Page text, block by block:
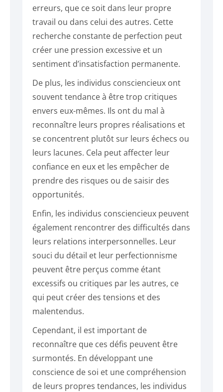
erreurs, que ce soit dans leur propre
travail ou dans celui des autres. Cette
recherche constante de perfection peut
créer une pression excessive et un
sentiment d’insatisfaction permanente.
De plus, les individus consciencieux ont
souvent tendance à être trop critiques
envers eux-mêmes. Ils ont du mal à
reconnaître leurs propres réalisations et
se concentrent plutôt sur leurs échecs ou
leurs lacunes. Cela peut affecter leur
confiance en eux et les empêcher de
prendre des risques ou de saisir des
opportunités.
Enfin, les individus consciencieux peuvent
également rencontrer des difficultés dans
leurs relations interpersonnelles. Leur
souci du détail et leur perfectionnisme
peuvent être perçus comme étant
excessifs ou critiques par les autres, ce
qui peut créer des tensions et des
malentendus.
Cependant, il est important de
reconnaître que ces défis peuvent être
surmontés. En développant une
conscience de soi et une compréhension
de leurs propres tendances, les individus